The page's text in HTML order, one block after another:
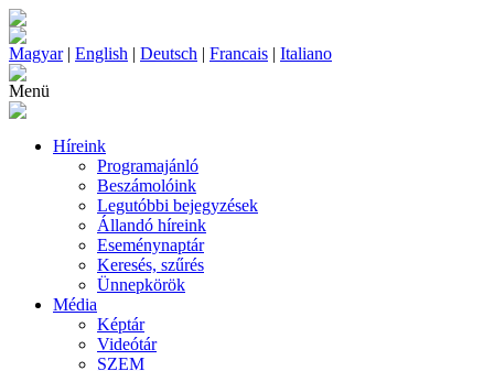
Magyar| English | Deutsch | Francais | Italiano
Menü
Híreink
Programajánló
Beszámolóink
Legutóbbi bejegyzések
Állandó híreink
Eseménynaptár
Keresés, szűrés
Ünnepkörök
Média
Képtár
Videótár
SZEM